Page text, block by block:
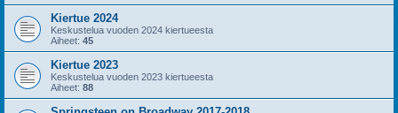
Kiertue 2024
Keskustelua vuoden 2024 kiertueesta
Aiheet: 45
Kiertue 2023
Keskustelua vuoden 2023 kiertueesta
Aiheet: 88